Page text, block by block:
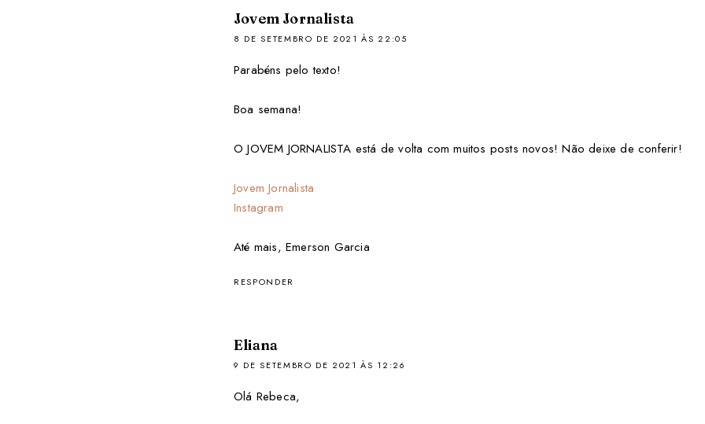
Jovem Jornalista
8 DE SETEMBRO DE 2021 ÀS 22:05
Parabéns pelo texto!
Boa semana!
O JOVEM JORNALISTA está de volta com muitos posts novos! Não deixe de conferir!
Jovem Jornalista
Instagram
Até mais, Emerson Garcia
RESPONDER
Eliana
9 DE SETEMBRO DE 2021 ÀS 12:26
Olá Rebeca,